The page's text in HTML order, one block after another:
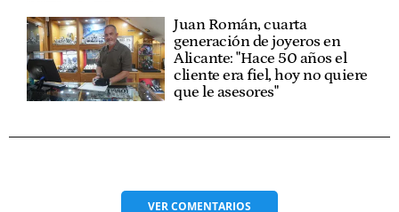
Juan Román, cuarta
generación de joyeros en
Alicante: "Hace 50 años el
cliente era fiel, hoy no quiere
que le asesores"
VERCOMENTARIOS